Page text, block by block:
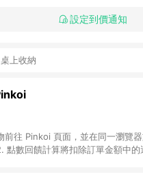
設定到價通知
桌上收納
前往 Pinkoi 頁面，並在同一瀏覽
數回饋計算將扣除訂單金額中